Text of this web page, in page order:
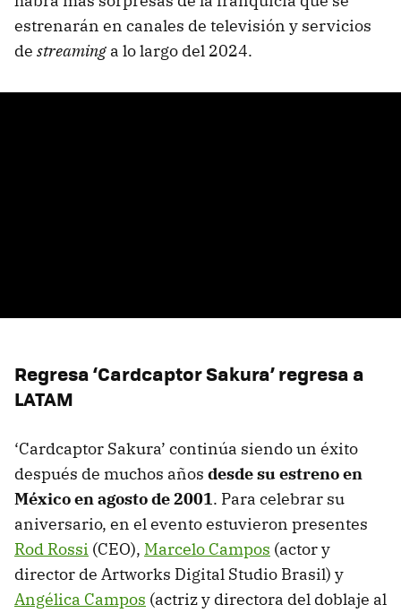
estrenarán en canales de televisión y servicios
de streaming a lo largo del 2024.
Regresa ‘Cardcaptor Sakura’ regresa a
LATAM
‘Cardcaptor Sakura’ continúa siendo un éxito
después de muchos años desde su estreno en
México en agosto de 2001. Para celebrar su
aniversario, en el evento estuvieron presentes
Rod Rossi (CEO), Marcelo Campos (actor y
director de Artworks Digital Studio Brasil) y
Angélica Campos (actriz y directora del doblaje al